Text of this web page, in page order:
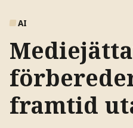
AI
framtid